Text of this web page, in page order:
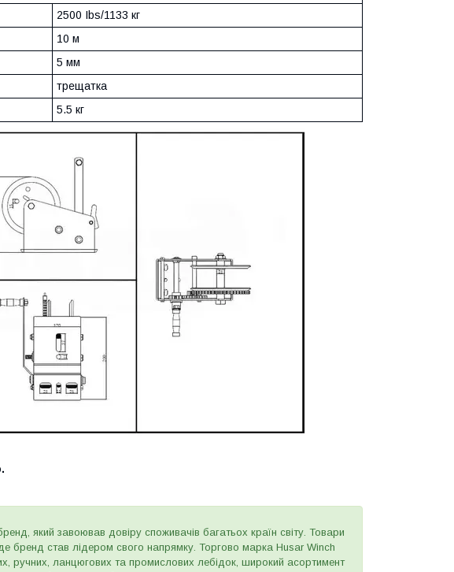
2500 Ibs/1133 кг
10 м
5 мм
трещатка
5.5 кг
який завоював довіру споживачів багатьох країн світу. Товари
бренд став лідером свого напрямку. Торгово марка Husar Winch
ручних, ланцюгових та промислових лебідок, широкий асортимент